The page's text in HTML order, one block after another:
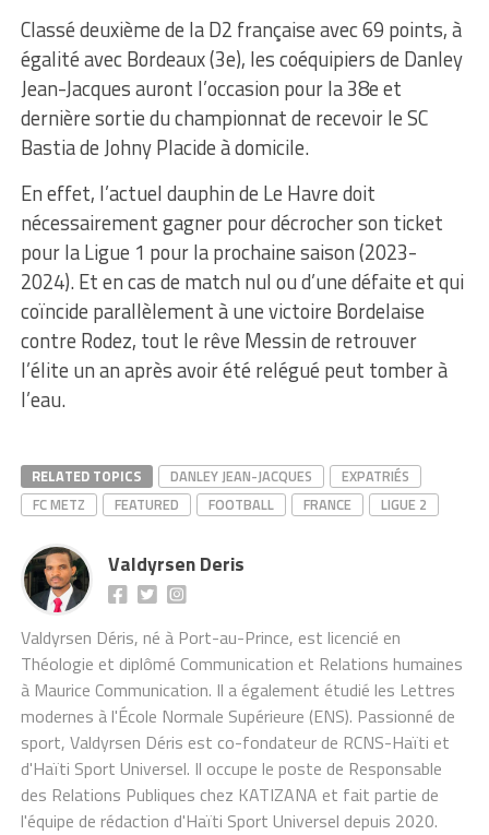
Classé deuxième de la D2 française avec 69 points, à
égalité avec Bordeaux (3e), les coéquipiers de Danley
Jean-Jacques auront l’occasion pour la 38e et
dernière sortie du championnat de recevoir le SC
Bastia de Johny Placide à domicile.
En effet, l’actuel dauphin de Le Havre doit
nécessairement gagner pour décrocher son ticket
pour la Ligue 1 pour la prochaine saison (2023-
2024). Et en cas de match nul ou d’une défaite et qui
coïncide parallèlement à une victoire Bordelaise
contre Rodez, tout le rêve Messin de retrouver
l’élite un an après avoir été relégué peut tomber à
l’eau.
RELATED TOPICS DANLEY JEAN-JACQUES
EXPATRIÉS
FC METZ
FEATURED FOOTBALL FRANCE LIGUE 2
Valdyrsen Deris
Valdyrsen Déris, né à Port-au-Prince, est licencié en
Théologie et diplômé Communication et Relations humaines
à Maurice Communication. Il a également étudié les Lettres
modernes à l'École Normale Supérieure (ENS). Passionné de
sport, Valdyrsen Déris est co-fondateur de RCNS-Haïti et
d'Haïti Sport Universel. Il occupe le poste de Responsable
des Relations Publiques chez KATIZANA et fait partie de
l'équipe de rédaction d'Haïti Sport Universel depuis 2020.